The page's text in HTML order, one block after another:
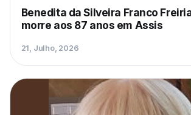
Benedita da Silveira Franco
morre aos 87 anos em Assis
21, Julho, 2026